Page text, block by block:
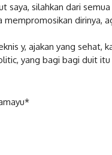
saya, silahkan dari
mempromosikan dirinya,
y, ajakan yang sehat,
yang bagi bagi duit itu